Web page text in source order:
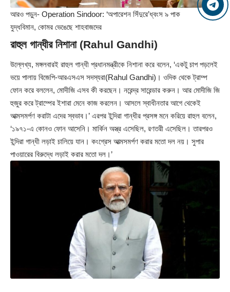
আরও পড়ুন- Operation Sindoor: ‘অপারেশন সিঁদুরে’ধ্বংস ৯ পাক
যুদ্ধবিমান, কোমর ভেঙেছে শাহবাজদের
রাহুল গান্ধীর নিশানা (Rahul Gandhi)
উল্লেখ্য, মঙ্গলবারই রাহুল গান্ধী প্রধানমন্ত্রীকে নিশানা করে বলেন, ‘একটু চাপ পড়লেই
ভয়ে পালায় বিজেপি-আরএসএস সদস্যরা(Rahul Gandhi)। ওদিক থেকে ট্রাম্প
ফোন করে বললেন, মোদীজি এসব কী করছেন। নরেন্দ্র সারেন্ডার করুন। আর মোদীজি জি
হুজুর করে ট্রাম্পের ইশারা মেনে কাজ করলেন। আসলে স্বাধীনতার আগে থেকেই
আত্মসমর্পণ করাটা এদের স্বভাব।’ এরপর ইন্দিরা গান্ধীর প্রসঙ্গ মনে করিয়ে রাহুল বলেন,
‘১৯৭১-এ কোনও ফোন আসেনি। মার্কিন অস্ত্র এসেছিল, রণতরী এসেছিল। তারপরও
ইন্দিরা গান্ধী লড়াই চালিয়ে যান। কংগ্রেস আত্মসমর্পণ করার মতো দল নয়। সুপার
পাওয়ারের বিরুদ্ধে লড়াই করার মতো দল।’